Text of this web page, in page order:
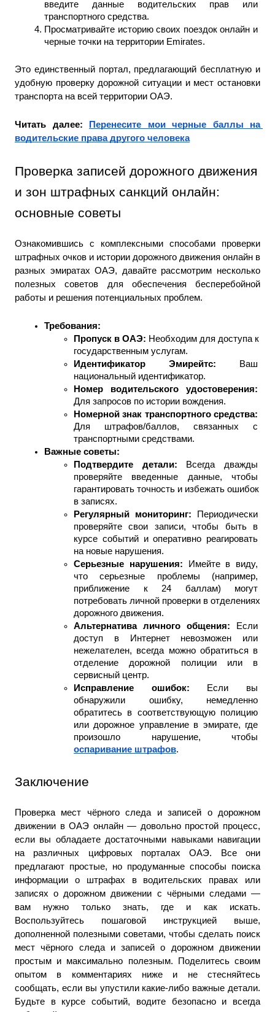
введите данные водительских прав или
транспортного средства.
Просматривайте историю своих поездок онлайн и
черные точки на территории Emirates.
Это единственный портал, предлагающий бесплатную и
удобную проверку дорожной ситуации и мест остановки
транспорта на всей территории ОАЭ.
Читать далее:
Перенесите мои черные баллы на
водительские права другого человека
Проверка записей дорожного движения
и зон штрафных санкций онлайн:
основные советы
Ознакомившись с комплексными способами проверки
штрафных очков и истории дорожного движения онлайн в
разных эмиратах ОАЭ, давайте рассмотрим несколько
полезных советов для обеспечения бесперебойной
работы и решения потенциальных проблем.
Требования:
Пропуск в ОАЭ: Необходим для доступа к
государственным услугам.
Идентификатор Эмирейтс:
Ваш
национальный идентификатор.
Для запросов по истории вождения.
Для штрафов/баллов, связанных с
транспортными средствами.
Важные советы:
Подтвердите детали:
Всегда дважды
проверяйте введенные данные, чтобы
гарантировать точность и избежать ошибок
в записях.
Регулярный мониторинг:
Периодически
проверяйте свои записи, чтобы быть в
курсе событий и оперативно реагировать
на новые нарушения.
Серьезные нарушения:
Имейте в виду,
что серьезные проблемы (например,
приближение к 24 баллам) могут
потребовать личной проверки в отделениях
дорожного движения.
Альтернатива личного общения:
Если
доступ в Интернет невозможен или
нежелателен, всегда можно обратиться в
отделение дорожной полиции или в
сервисный центр.
Исправление ошибок:
Если вы
обнаружили ошибку, немедленно
обратитесь в соответствующую полицию
или дорожное управление в эмирате, где
оспаривание штрафов.
Заключение
Проверка мест чёрного следа и записей о дорожном
движении в ОАЭ онлайн — довольно простой процесс,
если вы обладаете достаточными навыками навигации
на различных цифровых порталах ОАЭ. Все они
предлагают простые, но продуманные способы поиска
информации о штрафах в водительских правах или
записях о дорожном движении с чёрными следами —
вам нужно только знать, где и как искать.
Воспользуйтесь пошаговой инструкцией выше,
дополненной полезными советами, чтобы сделать поиск
мест чёрного следа и записей о дорожном движении
простым и максимально полезным. Поделитесь своим
опытом в комментариях ниже и не стесняйтесь
сообщать, если вы упустили какие-либо важные детали.
Будьте в курсе событий, водите безопасно и всегда